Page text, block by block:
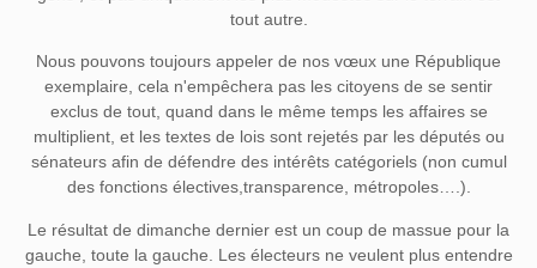
tout autre.
Nous pouvons toujours appeler de nos vœux une République
exemplaire, cela n'empêchera pas les citoyens de se sentir
exclus de tout, quand dans le même temps les affaires se
multiplient, et les textes de lois sont rejetés par les députés ou
sénateurs afin de défendre des intérêts catégoriels (non cumul
des fonctions électives,transparence, métropoles….).
Le résultat de dimanche dernier est un coup de massue pour la
gauche, toute la gauche. Les électeurs ne veulent plus entendre